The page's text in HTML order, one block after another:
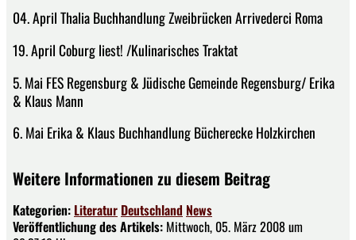
04. April Thalia Buchhandlung Zweibrücken Arrivederci Roma
19. April Coburg liest! /Kulinarisches Traktat
5. Mai FES Regensburg & Jüdische Gemeinde Regensburg/ Erika
& Klaus Mann
6. Mai Erika & Klaus Buchhandlung Bücherecke Holzkirchen
Weitere Informationen zu diesem Beitrag
Kategorien: Literatur Deutschland News
Veröffentlichung des Artikels: Mittwoch, 05. März 2008 um